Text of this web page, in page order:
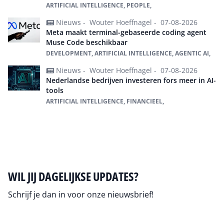
ARTIFICIAL INTELLIGENCE, PEOPLE,
Nieuws - Wouter Hoeffnagel - 07-08-2026
Meta maakt terminal-gebaseerde coding agent
Muse Code beschikbaar
DEVELOPMENT, ARTIFICIAL INTELLIGENCE, AGENTIC AI,
Nieuws - Wouter Hoeffnagel - 07-08-2026
Nederlandse bedrijven investeren fors meer in AI-
tools
ARTIFICIAL INTELLIGENCE, FINANCIEEL,
WIL JIJ DAGELIJKSE UPDATES?
Schrijf je dan in voor onze nieuwsbrief!